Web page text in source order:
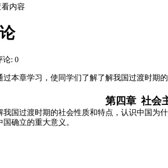
内容
论: 0
本章学习，使同学们了解了解我国过渡时
第四章 社会
我国过渡时期的社会性质和特点 ，认识中国为
确立的重大意义。